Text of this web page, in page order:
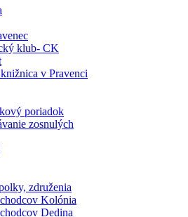
klub- CK
v Pravenci
poriadok
zosnulých
združenia
Kolónia
Dedina